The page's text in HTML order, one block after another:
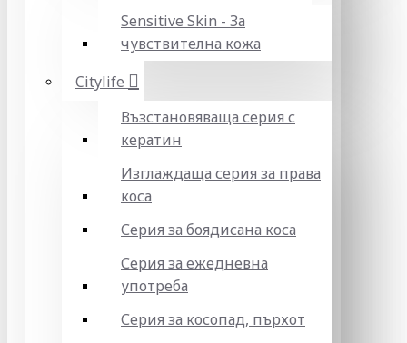
Sensitive Skin - За
чувствителна кожа
Citylife
Възстановяваща серия с
кератин
Изглаждаща серия за права
коса
Серия за боядисана коса
Серия за ежедневна
употреба
Серия за косопад, пърхот